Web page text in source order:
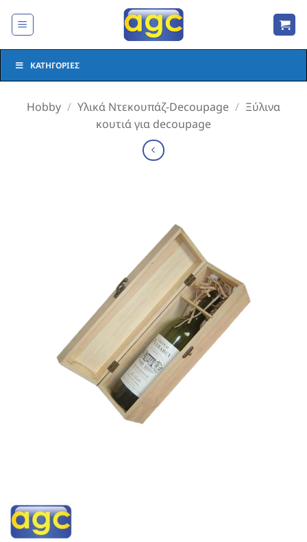
στο
ΚΑΤΗΓΟΡΊΕΣ
Hobby / Υλικά Ντεκουπάζ-Decoupage / Ξύλινα
κουτιά για decoupage